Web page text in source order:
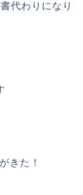
代わりになり
きた！